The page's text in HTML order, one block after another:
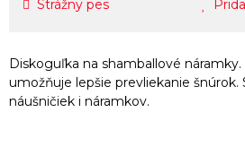
Strážny pes
Diskoguľka na shamballové
umožňuje lepšie prevliekanie šnúrok.
náušničiek i náramkov.